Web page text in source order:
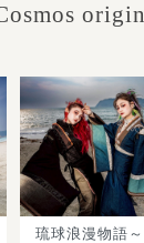
琉球浪漫物語～